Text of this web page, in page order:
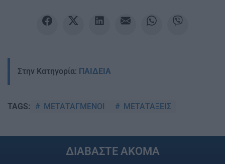
Στην Κατηγορία: ΠΑΙΔΕΙΑ
TAGS: ΜΕΤΑΤΑΓΜΕΝΟΙ ΜΕΤΑΤΑΞΕΙΣ
ΔΙΑΒΑΣΤΕ ΑΚΟΜΑ